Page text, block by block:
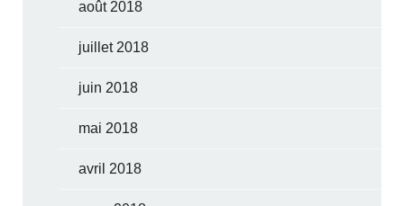
août 2018
juillet 2018
juin 2018
mai 2018
avril 2018